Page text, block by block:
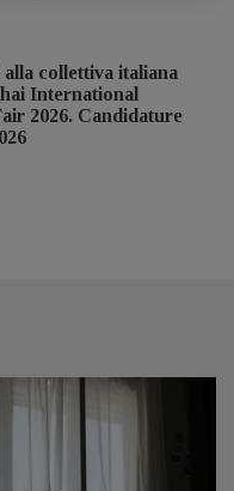
collettiva italiana
International
2026. Candidature